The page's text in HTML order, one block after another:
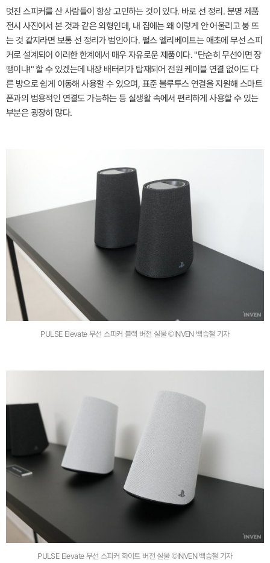
멋진 스피커를 산 사람들이 항상 고민하는 것이 있다. 바로 선 정리. 분명 제품
전시 사진에서 본 것과 같은 외형인데, 내 집에는 왜 이렇게 안 어울리고 붕 뜨
는 것 같지라면 보통 선 정리가 범인이다. 펄스 엘리베이트는 애초에 무선 스피
커로 설계되어 이러한 한계에서 매우 자유로운 제품이다. "단순히 무선이면 장
땡이냐!" 할 수 있겠는데 내장 배터리가 탑재되어 전원 케이블 연결 없이도 다
른 방으로 쉽게 이동해 사용할 수 있으며, 표준 블루투스 연결을 지원해 스마트
폰과의 범용적인 연결도 가능하는 등 실생활 속에서 편리하게 사용할 수 있는
부분은 굉장히 많다.
PULSE Elevate 무선 스피커 블랙 버전 실물 ©INVEN 백승철 기자
PULSE Elevate 무선 스피커 화이트 버전 실물 ©INVEN 백승철 기자